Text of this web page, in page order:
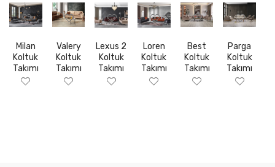
Milan
Koltuk
Takımı
Valery
Koltuk
Takımı
Lexus 2
Koltuk
Takımı
Loren
Koltuk
Takımı
Best
Koltuk
Takımı
Parga
Koltuk
Takımı